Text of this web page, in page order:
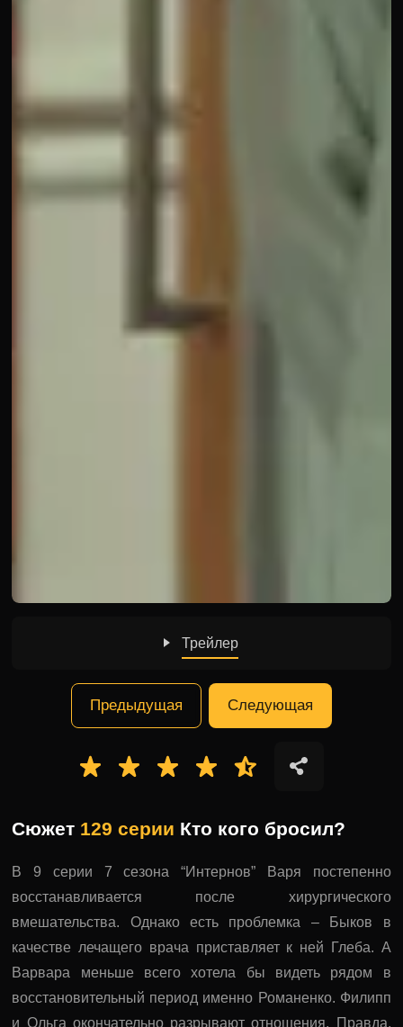
Трейлер
Предыдущая Следующая
Сюжет 129 серии Кто кого бросил?
В 9 серии 7 сезона “Интернов” Варя постепенно
восстанавливается после хирургического
вмешательства. Однако есть проблемка – Быков в
качестве лечащего врача приставляет к ней Глеба. А
Варвара меньше всего хотела бы видеть рядом в
восстановительный период именно Романенко. Филипп
и Ольга окончательно разрывают отношения. Правда,